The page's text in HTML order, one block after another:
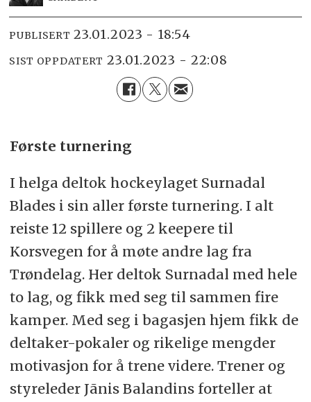
PUBLISERT 23.01.2023 - 18:54
SIST OPPDATERT 23.01.2023 - 22:08
Første turnering
I helga deltok hockeylaget Surnadal
Blades i sin aller første turnering. I alt
reiste 12 spillere og 2 keepere til
Korsvegen for å møte andre lag fra
Trøndelag. Her deltok Surnadal med hele
to lag, og fikk med seg til sammen fire
kamper. Med seg i bagasjen hjem fikk de
deltaker-pokaler og rikelige mengder
motivasjon for å trene videre. Trener og
styreleder Jãnis Balandins forteller at